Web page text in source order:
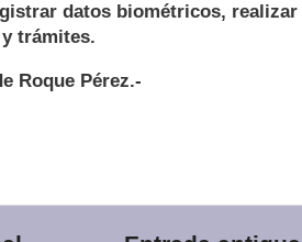
datos biométricos, realizar
trámites.
Roque Pérez.-